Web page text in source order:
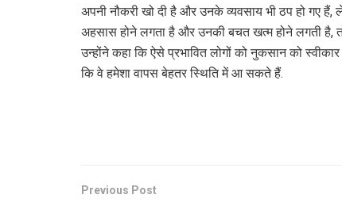
अपनी नौकरी खो दी है और उनके व्यवसाय भी ठप हो गए
अहसास होने लगता है और उनकी बचत खत्म होने लगती है,
उन्होंने कहा कि ऐसे प्रभावित लोगों को नुकसान को
कि वे हमेशा वापस बेहतर स्थिति में आ सकते हैं.
Previous Post